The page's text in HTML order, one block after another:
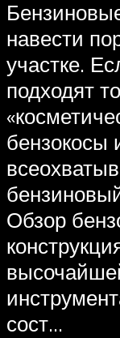
навести
участке.
подходят
бензокосы
Обзор
сост…